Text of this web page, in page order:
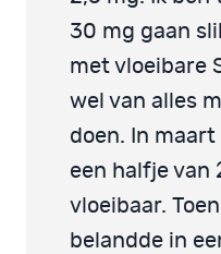
30 mg gaan
met vloeibare
wel van alles
doen. In
een halfje van
vloeibaar.
belandde in